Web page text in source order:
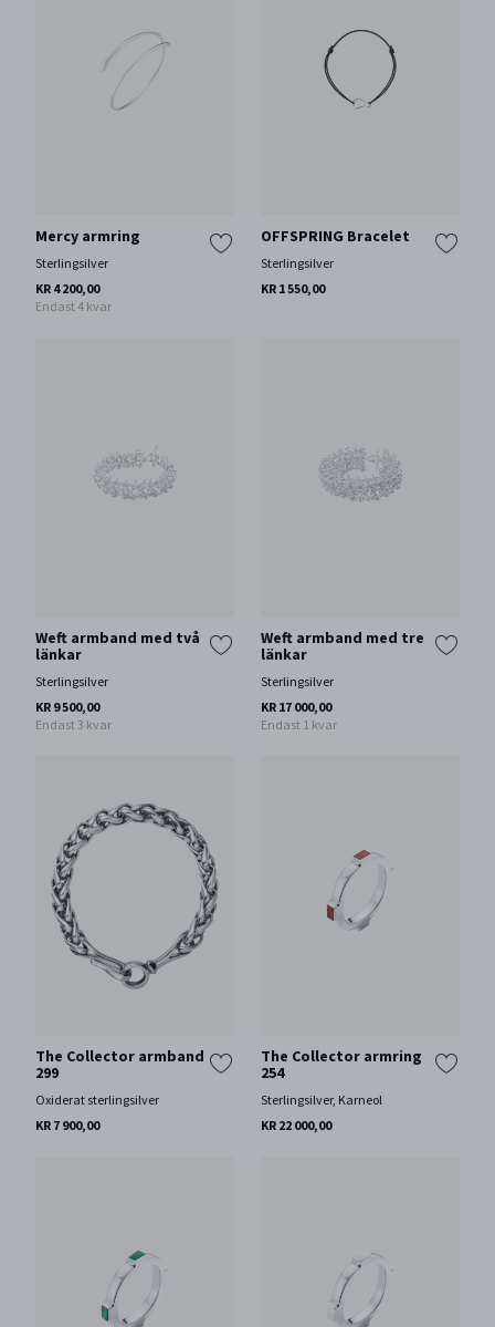
Mercy armring
Sterlingsilver
KR 4 200,00
Endast 4 kvar
OFFSPRING Bracelet
Sterlingsilver
KR 1 550,00
Weft armband med två
länkar
Sterlingsilver
KR 9 500,00
Endast 3 kvar
Weft armband med tre
länkar
Sterlingsilver
KR 17 000,00
Endast 1 kvar
The Collector armband
299
Oxiderat sterlingsilver
KR 7 900,00
The Collector armring
254
Sterlingsilver, Karneol
KR 22 000,00